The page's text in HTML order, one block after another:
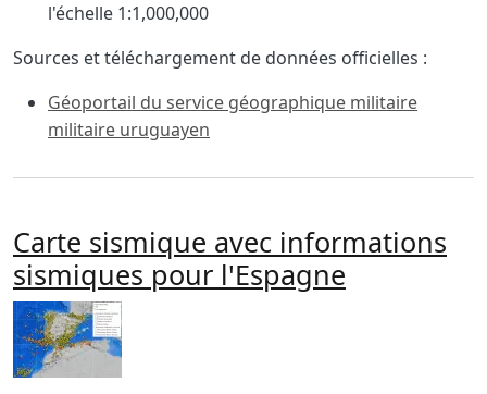
l'échelle 1:1,000,000
Sources et téléchargement de données officielles :
Géoportail du service géographique militaire
militaire uruguayen
Carte sismique avec informations
sismiques pour l'Espagne
Imagen